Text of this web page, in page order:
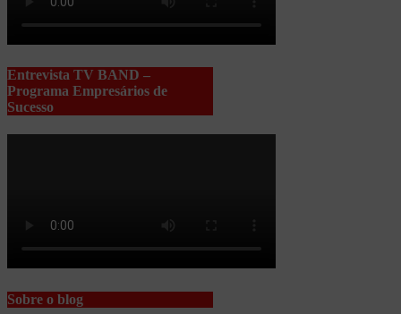
Entrevista TV BAND –
Programa Empresários de
Sucesso
Sobre o blog